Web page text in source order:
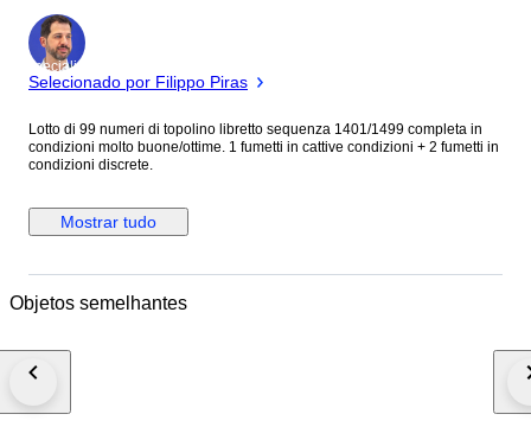
Especialista
Selecionado por Filippo Piras
Lotto di 99 numeri di topolino libretto sequenza 1401/1499 completa in
condizioni molto buone/ottime. 1 fumetti in cattive condizioni + 2 fumetti in
condizioni discrete.
Mostrar tudo
Objetos semelhantes